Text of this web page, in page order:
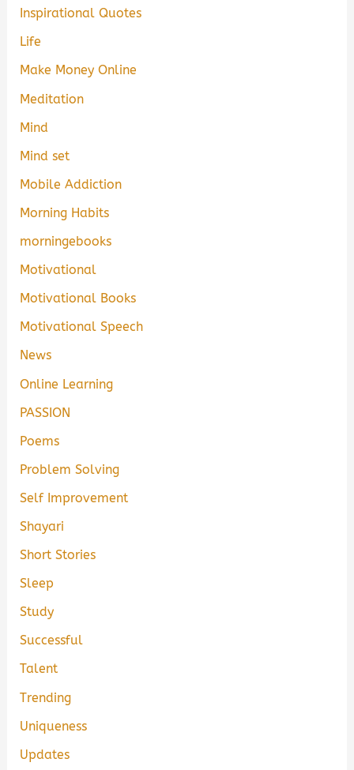
Inspirational Quotes
Life
Make Money Online
Meditation
Mind
Mind set
Mobile Addiction
Morning Habits
morningebooks
Motivational
Motivational Books
Motivational Speech
News
Online Learning
PASSION
Poems
Problem Solving
Self Improvement
Shayari
Short Stories
Sleep
Study
Successful
Talent
Trending
Uniqueness
Updates